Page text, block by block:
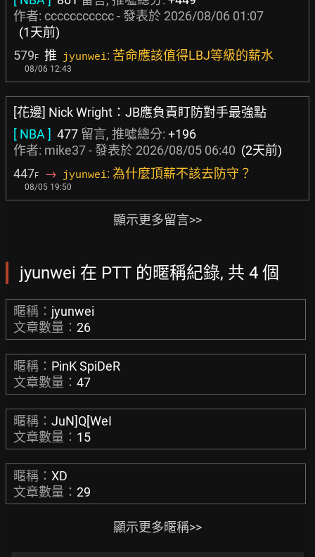
作者: ccccccccccc- 發表於 2026/08/06 01:07
(1天前)
579F 推 jyunwei: 苦命應該值得LBJ等級的薪水
08/06 12:43
[花邊] Nick Wright：JB應負責盯防對手最強點
[ NBA ] 477 留言, 推噓總分: +196
作者: mike37- 發表於 2026/08/05 06:40 (2天前)
447F → jyunwei: 為什麼頂薪不該去防守？
08/05 19:50
顯示更多留言>>
jyunwei 在 PTT 的暱稱紀錄, 共 4 個
暱稱： jyunwei
文章數量： 26
暱稱： PinK SpiDeR
文章數量： 47
暱稱： JuN]Q[WeI
文章數量： 15
暱稱： XD
文章數量： 29
顯示更多暱稱>>